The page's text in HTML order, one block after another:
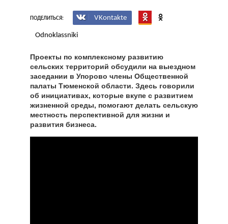
ПОДЕЛИТЬСЯ: VKontakte
Odnoklassniki
Проекты по комплексному развитию
сельских территорий обсудили на выездном
заседании в Упорово члены Общественной
палаты Тюменской области. Здесь говорили
об инициативах, которые вкупе с развитием
жизненной среды, помогают делать сельскую
местность перспективной для жизни и
развития бизнеса.